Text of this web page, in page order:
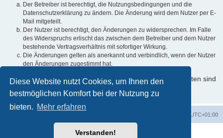
Diese Website nutzt Cookies, um Ihnen den
bestmöglichen Komfort bei der Nutzung zu
bieten. Mehr erfahren
Verstanden!
Der Betreiber ist berechtigt, die Nutzungsbedingungen und die
Datenschutzerklärung zu ändern. Die Änderung wird dem Nutzer per E-
Mail mitgeteilt.
Der Nutzer ist berechtigt, den Änderungen zu widersprechen. Im Falle
des Widerspruchs erlischt das zwischen dem Betreiber und dem Nutzer
bestehende Vertragsverhältnis mit sofortiger Wirkung.
Die Änderungen gelten als anerkannt und verbindlich, wenn der Nutzer
den Änderungen zugestimmt hat.
Informationen über den Umgang mit Ihren persönlichen Daten sind
in der Datenschutzerklärung enthalten.
UTC+01:00
Powered byphpBB® Forum Software © phpBB Limited